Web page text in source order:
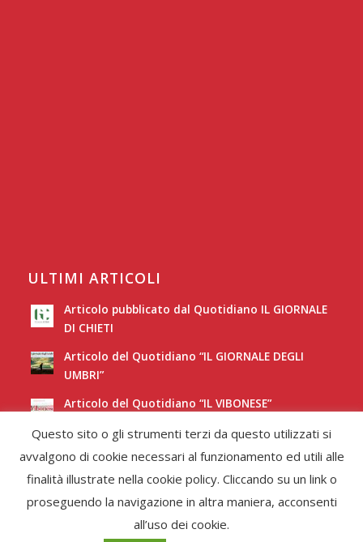
ULTIMI ARTICOLI
Articolo pubblicato dal Quotidiano IL GIORNALE
DI CHIETI
Articolo del Quotidiano “IL GIORNALE DEGLI
UMBRI”
Articolo del Quotidiano “IL VIBONESE”
Articolo del Quotidiano “LA NUOVA SARDEGNA”
Questo sito o gli strumenti terzi da questo utilizzati si
avvalgono di cookie necessari al funzionamento ed utili alle
finalità illustrate nella cookie policy. Cliccando su un link o
proseguendo la navigazione in altra maniera, acconsenti
all’uso dei cookie.